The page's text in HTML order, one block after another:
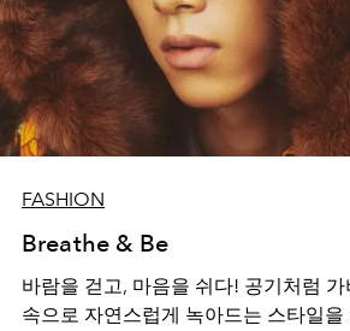
FASHION
Breathe & Be
바람을 걷고, 마음을 쉬다! 공기처럼
속으로 자연스럽게 녹아드는 스타일